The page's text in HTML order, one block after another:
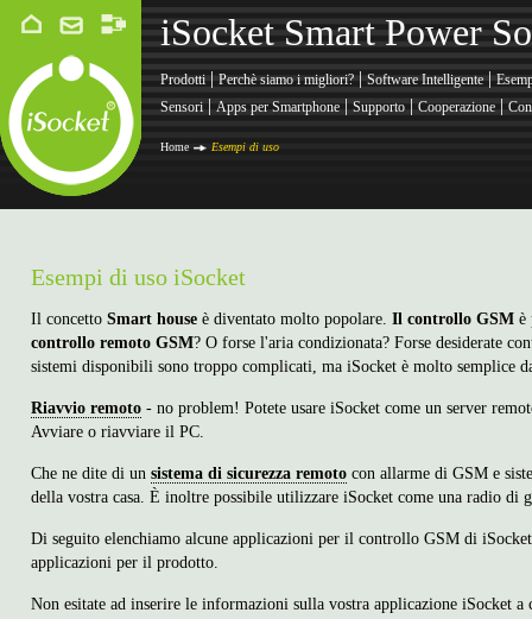
iSocket Smart Power
Prodotti | Perchè siamo i migliori? | Software Intelligente |
Sensori | Apps per Smartphone | Supporto | Cooperazione |
Home Esempi di uso
Esempi di uso iSocket
Il concetto Smart house è diventato molto popolare. Il controllo GSM è
controllo remoto GSM? O forse l'aria condizionata? Forse desiderate
sistemi disponibili sono troppo complicati, ma iSocket è molto semplice
Riavvio remoto - no problem! Potete usare iSocket come un server
Avviare o riavviare il PC.
Che ne dite di un sistema di sicurezza remoto con allarme di GSM e
della vostra casa. È inoltre possibile utilizzare iSocket come una radio di
Di seguito elenchiamo alcune applicazioni per il controllo GSM di
applicazioni per il prodotto.
Non esitate ad inserire le informazioni sulla vostra applicazione iSocket